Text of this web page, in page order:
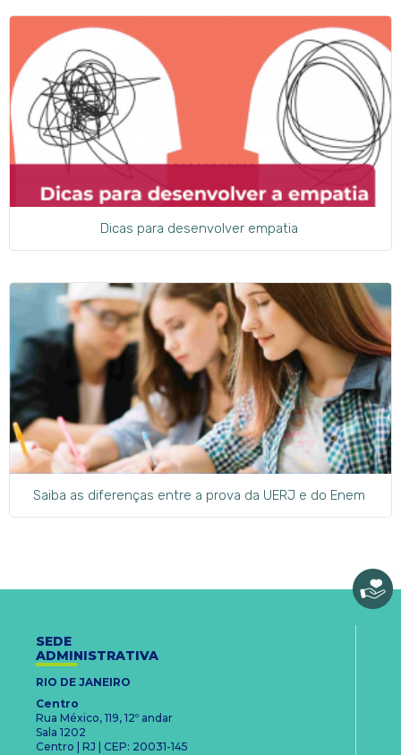
Dicas para desenvolver empatia
Saiba as diferenças entre a prova da UERJ e do Enem
SEDE
ADMINISTRATIVA
RIO DE JANEIRO
Centro
Rua México, 119, 12º andar
Sala 1202
Centro | RJ | CEP: 20031-145